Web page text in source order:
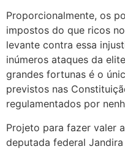
Proporcionalmente, os
impostos do que ricos
levante contra essa
inúmeros ataques da
grandes fortunas é o
previstos nas
regulamentados por
Projeto para fazer valer
deputada federal